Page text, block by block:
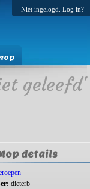
Niet ingelogd. Log in?
geleefd'
details
dieterb